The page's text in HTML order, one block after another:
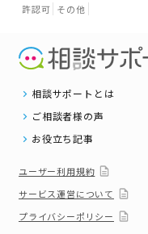
許認可 その他
相談サポートとは
ご相談者様の声
お役立ち記事
ユーザー利用規約
サービス運営について
プライバシーポリシー